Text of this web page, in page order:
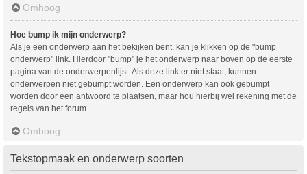
Omhoog
Hoe bump ik mijn onderwerp?
Als je een onderwerp aan het bekijken bent, kan je klikken op de "bump
onderwerp" link. Hierdoor "bump" je het onderwerp naar boven op de eerste
pagina van de onderwerpenlijst. Als deze link er niet staat, kunnen
onderwerpen niet gebumpt worden. Een onderwerp kan ook gebumpt
worden door een antwoord te plaatsen, maar hou hierbij wel rekening met de
regels van het forum.
Omhoog
Tekstopmaak en onderwerp soorten